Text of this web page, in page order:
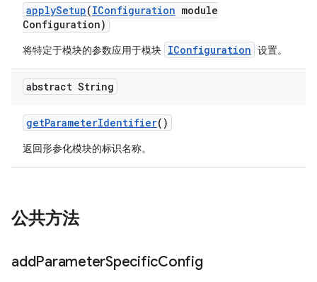
applySetup(IConfiguration module
Configuration)
将特定于模块的参数应用于模块 IConfiguration 设置。
abstract String
getParameterIdentifier()
返回形参化模块的标识名称。
公共方法
addParameterSpecificConfig